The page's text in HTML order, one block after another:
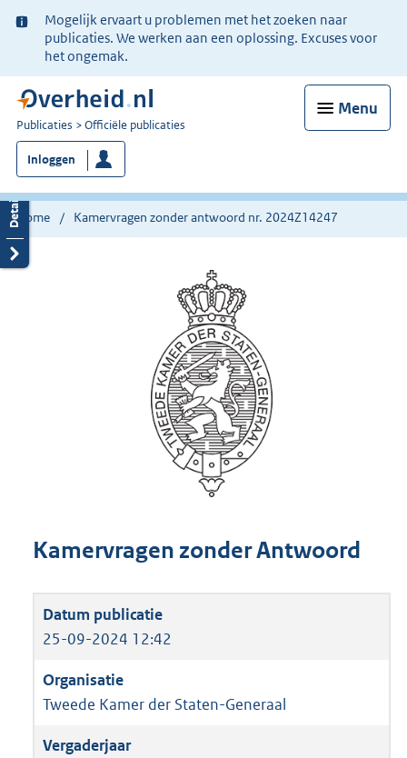
Ter
informatie:
Mogelijk ervaart u problemen met het zoeken naar
publicaties. We werken aan een oplossing. Excuses voor
het ongemak.
Menu
U
bent
nu
hier:
Publicaties Officiële publicaties
Inloggen
Home Kamervragen zonder antwoord nr. 2024Z14247
Kamervragen zonder Antwoord
25-09-2024 12:42
Tweede Kamer der Staten-Generaal